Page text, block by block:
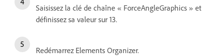
Saisissez la clé de chaîne « ForceAngleGraphics » et
définissez sa valeur sur 13.
Redémarrez Elements Organizer.